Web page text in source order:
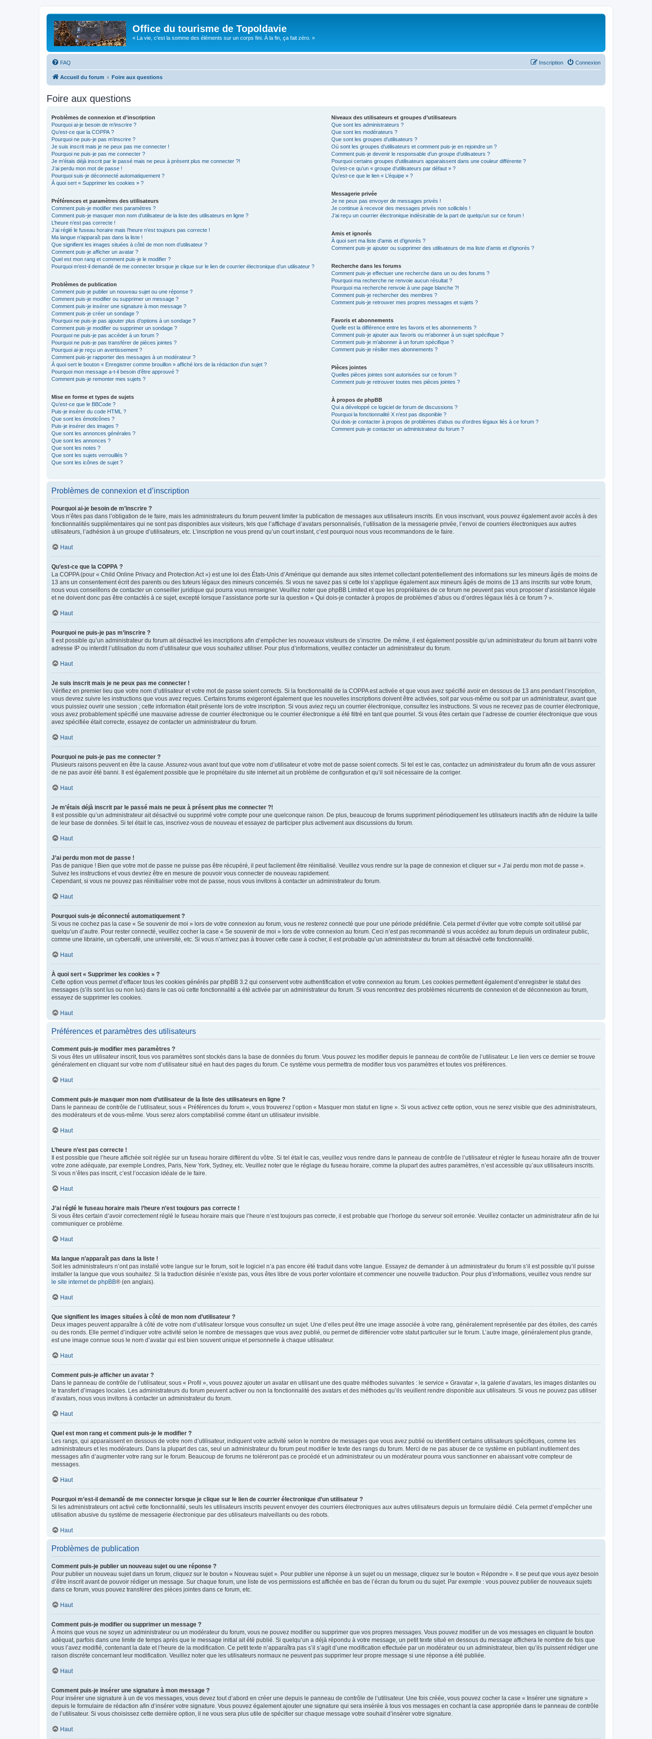
Office du tourisme de Topoldavie
« La vie, c'est la somme des éléments sur un corps fini. À la fin, ça fait zéro. »
FAQ Connexion
Inscription
Accueil du forum Foire aux questions
Foire aux questions
Problèmes de connexion et d’inscription
Pourquoi ai-je besoin de m’inscrire ?
Qu’est-ce que la COPPA ?
Pourquoi ne puis-je pas m’inscrire ?
Je suis inscrit mais je ne peux pas me connecter !
Pourquoi ne puis-je pas me connecter ?
Je m’étais déjà inscrit par le passé mais ne peux à présent plus me connecter ?!
J’ai perdu mon mot de passe !
Pourquoi suis-je déconnecté automatiquement ?
À quoi sert « Supprimer les cookies » ?
Préférences et paramètres des utilisateurs
Comment puis-je modifier mes paramètres ?
Comment puis-je masquer mon nom d’utilisateur de la liste des utilisateurs en ligne ?
L’heure n’est pas correcte !
J’ai réglé le fuseau horaire mais l’heure n’est toujours pas correcte !
Ma langue n’apparaît pas dans la liste !
Que signifient les images situées à côté de mon nom d’utilisateur ?
Comment puis-je afficher un avatar ?
Quel est mon rang et comment puis-je le modifier ?
Pourquoi m’est-il demandé de me connecter lorsque je clique sur le lien de courrier électronique d’un utilisateur ?
Problèmes de publication
Comment puis-je publier un nouveau sujet ou une réponse ?
Comment puis-je modifier ou supprimer un message ?
Comment puis-je insérer une signature à mon message ?
Comment puis-je créer un sondage ?
Pourquoi ne puis-je pas ajouter plus d’options à un sondage ?
Comment puis-je modifier ou supprimer un sondage ?
Pourquoi ne puis-je pas accéder à un forum ?
Pourquoi ne puis-je pas transférer de pièces jointes ?
Pourquoi ai-je reçu un avertissement ?
Comment puis-je rapporter des messages à un modérateur ?
À quoi sert le bouton « Enregistrer comme brouillon » affiché lors de la rédaction d’un sujet ?
Pourquoi mon message a-t-il besoin d’être approuvé ?
Comment puis-je remonter mes sujets ?
Mise en forme et types de sujets
Qu’est-ce que le BBCode ?
Puis-je insérer du code HTML ?
Que sont les émoticônes ?
Puis-je insérer des images ?
Que sont les annonces générales ?
Que sont les annonces ?
Que sont les notes ?
Que sont les sujets verrouillés ?
Que sont les icônes de sujet ?
Niveaux des utilisateurs et groupes d’utilisateurs
Que sont les administrateurs ?
Que sont les modérateurs ?
Que sont les groupes d’utilisateurs ?
Où sont les groupes d’utilisateurs et comment puis-je en rejoindre un ?
Comment puis-je devenir le responsable d’un groupe d’utilisateurs ?
Pourquoi certains groupes d’utilisateurs apparaissent dans une couleur différente ?
Qu’est-ce qu’un « groupe d’utilisateurs par défaut » ?
Qu’est-ce que le lien « L’équipe » ?
Messagerie privée
Je ne peux pas envoyer de messages privés !
Je continue à recevoir des messages privés non sollicités !
J’ai reçu un courrier électronique indésirable de la part de quelqu’un sur ce forum !
Amis et ignorés
À quoi sert ma liste d’amis et d’ignorés ?
Comment puis-je ajouter ou supprimer des utilisateurs de ma liste d’amis et d’ignorés ?
Recherche dans les forums
Comment puis-je effectuer une recherche dans un ou des forums ?
Pourquoi ma recherche ne renvoie aucun résultat ?
Pourquoi ma recherche renvoie à une page blanche ?!
Comment puis-je rechercher des membres ?
Comment puis-je retrouver mes propres messages et sujets ?
Favoris et abonnements
Quelle est la différence entre les favoris et les abonnements ?
Comment puis-je ajouter aux favoris ou m’abonner à un sujet spécifique ?
Comment puis-je m’abonner à un forum spécifique ?
Comment puis-je résilier mes abonnements ?
Pièces jointes
Quelles pièces jointes sont autorisées sur ce forum ?
Comment puis-je retrouver toutes mes pièces jointes ?
À propos de phpBB
Qui a développé ce logiciel de forum de discussions ?
Pourquoi la fonctionnalité X n’est pas disponible ?
Qui dois-je contacter à propos de problèmes d’abus ou d’ordres légaux liés à ce forum ?
Comment puis-je contacter un administrateur du forum ?
Problèmes de connexion et d’inscription
Pourquoi ai-je besoin de m’inscrire ?
Vous n’êtes pas dans l’obligation de le faire, mais les administrateurs du forum peuvent limiter la publication de messages aux utilisateurs inscrits. En vous inscrivant, vous pouvez également avoir accès à des
fonctionnalités supplémentaires qui ne sont pas disponibles aux visiteurs, tels que l’affichage d’avatars personnalisés, l’utilisation de la messagerie privée, l’envoi de courriers électroniques aux autres
utilisateurs, l’adhésion à un groupe d’utilisateurs, etc. L’inscription ne vous prend qu’un court instant, c’est pourquoi nous vous recommandons de le faire.
Haut
Qu’est-ce que la COPPA ?
La COPPA (pour « Child Online Privacy and Protection Act ») est une loi des États-Unis d’Amérique qui demande aux sites internet collectant potentiellement des informations sur les mineurs âgés de moins de
13 ans un consentement écrit des parents ou des tuteurs légaux des mineurs concernés. Si vous ne savez pas si cette loi s’applique également aux mineurs âgés de moins de 13 ans inscrits sur votre forum,
nous vous conseillons de contacter un conseiller juridique qui pourra vous renseigner. Veuillez noter que phpBB Limited et que les propriétaires de ce forum ne peuvent pas vous proposer d’assistance légale
et ne doivent donc pas être contactés à ce sujet, excepté lorsque l’assistance porte sur la question « Qui dois-je contacter à propos de problèmes d’abus ou d’ordres légaux liés à ce forum ? ».
Haut
Pourquoi ne puis-je pas m’inscrire ?
Il est possible qu’un administrateur du forum ait désactivé les inscriptions afin d’empêcher les nouveaux visiteurs de s’inscrire. De même, il est également possible qu’un administrateur du forum ait banni votre
adresse IP ou interdit l’utilisation du nom d’utilisateur que vous souhaitez utiliser. Pour plus d’informations, veuillez contacter un administrateur du forum.
Haut
Je suis inscrit mais je ne peux pas me connecter !
Vérifiez en premier lieu que votre nom d’utilisateur et votre mot de passe soient corrects. Si la fonctionnalité de la COPPA est activée et que vous avez spécifié avoir en dessous de 13 ans pendant l’inscription,
vous devrez suivre les instructions que vous avez reçues. Certains forums exigeront également que les nouvelles inscriptions doivent être activées, soit par vous-même ou soit par un administrateur, avant que
vous puissiez ouvrir une session ; cette information était présente lors de votre inscription. Si vous aviez reçu un courrier électronique, consultez les instructions. Si vous ne recevez pas de courrier électronique,
vous avez probablement spécifié une mauvaise adresse de courrier électronique ou le courrier électronique a été filtré en tant que pourriel. Si vous êtes certain que l’adresse de courrier électronique que vous
avez spécifiée était correcte, essayez de contacter un administrateur du forum.
Haut
Pourquoi ne puis-je pas me connecter ?
Plusieurs raisons peuvent en être la cause. Assurez-vous avant tout que votre nom d’utilisateur et votre mot de passe soient corrects. Si tel est le cas, contactez un administrateur du forum afin de vous assurer
de ne pas avoir été banni. Il est également possible que le propriétaire du site internet ait un problème de configuration et qu’il soit nécessaire de la corriger.
Haut
Je m’étais déjà inscrit par le passé mais ne peux à présent plus me connecter ?!
Il est possible qu’un administrateur ait désactivé ou supprimé votre compte pour une quelconque raison. De plus, beaucoup de forums suppriment périodiquement les utilisateurs inactifs afin de réduire la taille
de leur base de données. Si tel était le cas, inscrivez-vous de nouveau et essayez de participer plus activement aux discussions du forum.
Haut
J’ai perdu mon mot de passe !
Pas de panique ! Bien que votre mot de passe ne puisse pas être récupéré, il peut facilement être réinitialisé. Veuillez vous rendre sur la page de connexion et cliquer sur « J’ai perdu mon mot de passe ».
Suivez les instructions et vous devriez être en mesure de pouvoir vous connecter de nouveau rapidement.
Cependant, si vous ne pouvez pas réinitialiser votre mot de passe, nous vous invitons à contacter un administrateur du forum.
Haut
Pourquoi suis-je déconnecté automatiquement ?
Si vous ne cochez pas la case « Se souvenir de moi » lors de votre connexion au forum, vous ne resterez connecté que pour une période prédéfinie. Cela permet d’éviter que votre compte soit utilisé par
quelqu’un d’autre. Pour rester connecté, veuillez cocher la case « Se souvenir de moi » lors de votre connexion au forum. Ceci n’est pas recommandé si vous accédez au forum depuis un ordinateur public,
comme une librairie, un cybercafé, une université, etc. Si vous n’arrivez pas à trouver cette case à cocher, il est probable qu’un administrateur du forum ait désactivé cette fonctionnalité.
Haut
À quoi sert « Supprimer les cookies » ?
Cette option vous permet d’effacer tous les cookies générés par phpBB 3.2 qui conservent votre authentification et votre connexion au forum. Les cookies permettent également d’enregistrer le statut des
messages (s’ils sont lus ou non lus) dans le cas où cette fonctionnalité a été activée par un administrateur du forum. Si vous rencontrez des problèmes récurrents de connexion et de déconnexion au forum,
essayez de supprimer les cookies.
Haut
Préférences et paramètres des utilisateurs
Comment puis-je modifier mes paramètres ?
Si vous êtes un utilisateur inscrit, tous vos paramètres sont stockés dans la base de données du forum. Vous pouvez les modifier depuis le panneau de contrôle de l’utilisateur. Le lien vers ce dernier se trouve
généralement en cliquant sur votre nom d’utilisateur situé en haut des pages du forum. Ce système vous permettra de modifier tous vos paramètres et toutes vos préférences.
Haut
Comment puis-je masquer mon nom d’utilisateur de la liste des utilisateurs en ligne ?
Dans le panneau de contrôle de l’utilisateur, sous « Préférences du forum », vous trouverez l’option « Masquer mon statut en ligne ». Si vous activez cette option, vous ne serez visible que des administrateurs,
des modérateurs et de vous-même. Vous serez alors comptabilisé comme étant un utilisateur invisible.
Haut
L’heure n’est pas correcte !
Il est possible que l’heure affichée soit réglée sur un fuseau horaire différent du vôtre. Si tel était le cas, veuillez vous rendre dans le panneau de contrôle de l’utilisateur et régler le fuseau horaire afin de trouver
votre zone adéquate, par exemple Londres, Paris, New York, Sydney, etc. Veuillez noter que le réglage du fuseau horaire, comme la plupart des autres paramètres, n’est accessible qu’aux utilisateurs inscrits.
Si vous n’êtes pas inscrit, c’est l’occasion idéale de le faire.
Haut
J’ai réglé le fuseau horaire mais l’heure n’est toujours pas correcte !
Si vous êtes certain d’avoir correctement réglé le fuseau horaire mais que l’heure n’est toujours pas correcte, il est probable que l’horloge du serveur soit erronée. Veuillez contacter un administrateur afin de lui
communiquer ce problème.
Haut
Ma langue n’apparaît pas dans la liste !
Soit les administrateurs n’ont pas installé votre langue sur le forum, soit le logiciel n’a pas encore été traduit dans votre langue. Essayez de demander à un administrateur du forum s’il est possible qu’il puisse
installer la langue que vous souhaitez. Si la traduction désirée n’existe pas, vous êtes libre de vous porter volontaire et commencer une nouvelle traduction. Pour plus d’informations, veuillez vous rendre sur
le site internet de phpBB® (en anglais).
Haut
Que signifient les images situées à côté de mon nom d’utilisateur ?
Deux images peuvent apparaître à côté de votre nom d’utilisateur lorsque vous consultez un sujet. Une d’elles peut être une image associée à votre rang, généralement représentée par des étoiles, des carrés
ou des ronds. Elle permet d’indiquer votre activité selon le nombre de messages que vous avez publié, ou permet de différencier votre statut particulier sur le forum. L’autre image, généralement plus grande,
est une image connue sous le nom d’avatar qui est bien souvent unique et personnelle à chaque utilisateur.
Haut
Comment puis-je afficher un avatar ?
Dans le panneau de contrôle de l’utilisateur, sous « Profil », vous pouvez ajouter un avatar en utilisant une des quatre méthodes suivantes : le service « Gravatar », la galerie d’avatars, les images distantes ou
le transfert d’images locales. Les administrateurs du forum peuvent activer ou non la fonctionnalité des avatars et des méthodes qu’ils veuillent rendre disponible aux utilisateurs. Si vous ne pouvez pas utiliser
d’avatars, nous vous invitons à contacter un administrateur du forum.
Haut
Quel est mon rang et comment puis-je le modifier ?
Les rangs, qui apparaissent en dessous de votre nom d’utilisateur, indiquent votre activité selon le nombre de messages que vous avez publié ou identifient certains utilisateurs spécifiques, comme les
administrateurs et les modérateurs. Dans la plupart des cas, seul un administrateur du forum peut modifier le texte des rangs du forum. Merci de ne pas abuser de ce système en publiant inutilement des
messages afin d’augmenter votre rang sur le forum. Beaucoup de forums ne toléreront pas ce procédé et un administrateur ou un modérateur pourra vous sanctionner en abaissant votre compteur de
messages.
Haut
Pourquoi m’est-il demandé de me connecter lorsque je clique sur le lien de courrier électronique d’un utilisateur ?
Si les administrateurs ont activé cette fonctionnalité, seuls les utilisateurs inscrits peuvent envoyer des courriers électroniques aux autres utilisateurs depuis un formulaire dédié. Cela permet d’empêcher une
utilisation abusive du système de messagerie électronique par des utilisateurs malveillants ou des robots.
Haut
Problèmes de publication
Comment puis-je publier un nouveau sujet ou une réponse ?
Pour publier un nouveau sujet dans un forum, cliquez sur le bouton « Nouveau sujet ». Pour publier une réponse à un sujet ou un message, cliquez sur le bouton « Répondre ». Il se peut que vous ayez besoin
d’être inscrit avant de pouvoir rédiger un message. Sur chaque forum, une liste de vos permissions est affichée en bas de l’écran du forum ou du sujet. Par exemple : vous pouvez publier de nouveaux sujets
dans ce forum, vous pouvez transférer des pièces jointes dans ce forum, etc.
Haut
Comment puis-je modifier ou supprimer un message ?
À moins que vous ne soyez un administrateur ou un modérateur du forum, vous ne pouvez modifier ou supprimer que vos propres messages. Vous pouvez modifier un de vos messages en cliquant le bouton
adéquat, parfois dans une limite de temps après que le message initial ait été publié. Si quelqu’un a déjà répondu à votre message, un petit texte situé en dessous du message affichera le nombre de fois que
vous l’avez modifié, contenant la date et l’heure de la modification. Ce petit texte n’apparaîtra pas s’il s’agit d’une modification effectuée par un modérateur ou un administrateur, bien qu’ils puissent rédiger une
raison discrète concernant leur modification. Veuillez noter que les utilisateurs normaux ne peuvent pas supprimer leur propre message si une réponse a été publiée.
Haut
Comment puis-je insérer une signature à mon message ?
Pour insérer une signature à un de vos messages, vous devez tout d’abord en créer une depuis le panneau de contrôle de l’utilisateur. Une fois créée, vous pouvez cocher la case « Insérer une signature »
depuis le formulaire de rédaction afin d’insérer votre signature. Vous pouvez également ajouter une signature qui sera insérée à tous vos messages en cochant la case appropriée dans le panneau de contrôle
de l’utilisateur. Si vous choisissez cette dernière option, il ne vous sera plus utile de spécifier sur chaque message votre souhait d’insérer votre signature.
Haut